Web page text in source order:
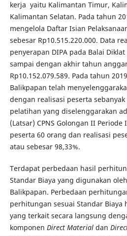
kerja yaitu Kalimantan Timur,
Kalimantan Selatan. Pada tahun
mengelola Daftar Isian
sebesar Rp10.515.220.000. Data
penyerapan DIPA pada Balai
sampai dengan akhir tahun
Rp10.152.079.589. Pada tahun
Balikpapan telah
dengan realisasi peserta
pelatihan yang diselenggarakan
(Latsar) CPNS Golongan II
peserta 60 orang dan realisasi
atau sebesar 98,33%.
Terdapat perbedaan hasil
Standar Biaya yang digunakan
Balikpapan. Perbedaan
perhitungan sesuai Standar Biaya
yang terkait secara langsung
komponen Direct Materialdan